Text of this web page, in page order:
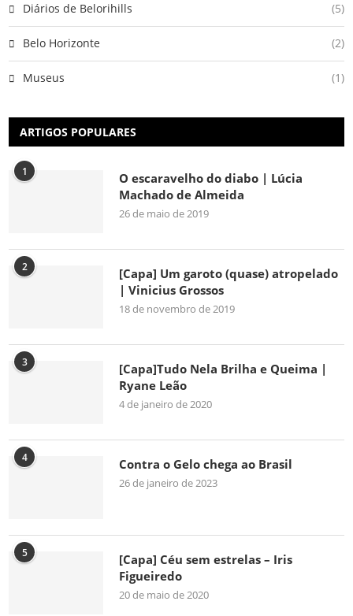
Diários de Belorihills (5)
Belo Horizonte (2)
Museus (1)
ARTIGOS POPULARES
1
O escaravelho do diabo | Lúcia
Machado de Almeida
26 de maio de 2019
2
[Capa] Um garoto (quase) atropelado
| Vinicius Grossos
18 de novembro de 2019
3
[Capa]Tudo Nela Brilha e Queima |
Ryane Leão
4 de janeiro de 2020
4 Contra o Gelo chega ao Brasil
26 de janeiro de 2023
5
[Capa] Céu sem estrelas – Iris
Figueiredo
20 de maio de 2020